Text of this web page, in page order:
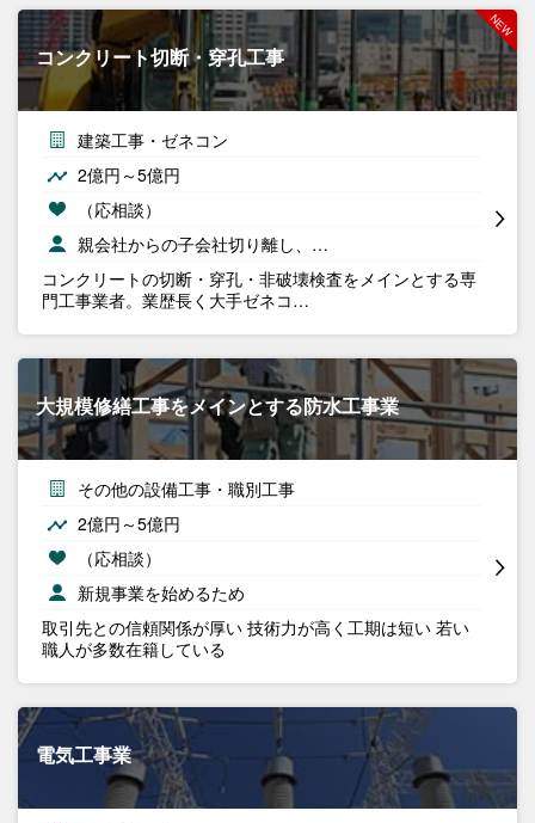
コンクリート切断・穿孔工事
建築工事・ゼネコン
2億円～5億円
（応相談）
親会社からの子会社切り離し、…
コンクリートの切断・穿孔・非破壊検査をメインとする専
門工事業者。業歴長く大手ゼネコ…
大規模修繕工事をメインとする防水工事業
その他の設備工事・職別工事
2億円～5億円
（応相談）
新規事業を始めるため
取引先との信頼関係が厚い 技術力が高く工期は短い 若い
職人が多数在籍している
電気工事業